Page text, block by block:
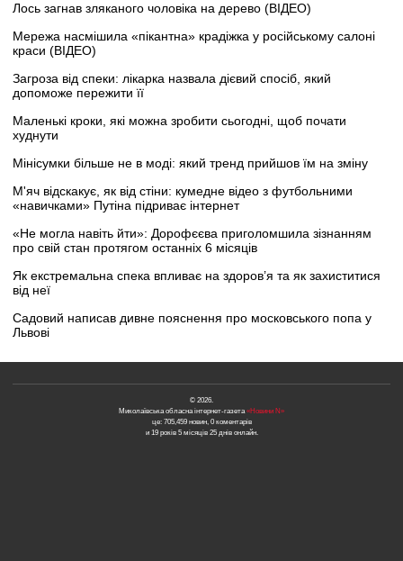
Лось загнав зляканого чоловіка на дерево (ВІДЕО)
Мережа насмішила «пікантна» крадіжка у російському салоні
краси (ВІДЕО)
Загроза від спеки: лікарка назвала дієвий спосіб, який
допоможе пережити її
Маленькі кроки, які можна зробити сьогодні, щоб почати
худнути
Мінісумки більше не в моді: який тренд прийшов їм на зміну
М'яч відскакує, як від стіни: кумедне відео з футбольними
«навичками» Путіна підриває інтернет
«Не могла навіть йти»: Дорофєєва приголомшила зізнанням
про свій стан протягом останніх 6 місяців
Як екстремальна спека впливає на здоров’я та як захиститися
від неї
Садовий написав дивне пояснення про московського попа у
Львові
© 2026.
Миколаївська обласна інтернет-газета«Новини N»
це: 705,459 новин, 0 коментарів
и 19 років 5 місяців 25 днів онлайн.